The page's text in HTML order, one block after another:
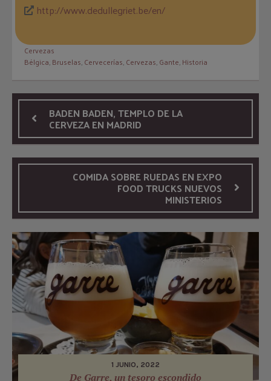
http://www.dedullegriet.be/en/
Cervezas
Bélgica,Bruselas,Cervecerías,Cervezas,Gante,Historia
BADEN BADEN, TEMPLO DE LA
CERVEZA EN MADRID
COMIDA SOBRE RUEDAS EN EXPO
FOOD TRUCKS NUEVOS
MINISTERIOS
1 JUNIO, 2022
De Garre, un tesoro escondido